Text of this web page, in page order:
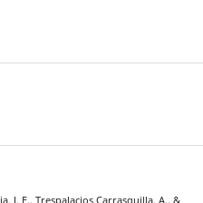
J. F., Trespalacios Carrasquilla, A., &